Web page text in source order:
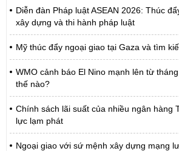
Diễn đàn Pháp luật ASEAN 2026: Thúc
xây dựng và thi hành pháp luật
Mỹ thúc đẩy ngoại giao tại Gaza và tìm
WMO cảnh báo El Nino mạnh lên từ
thế nào?
Chính sách lãi suất của nhiều ngân hàng
lực lạm phát
Ngoại giao với sứ mệnh xây dựng mạng